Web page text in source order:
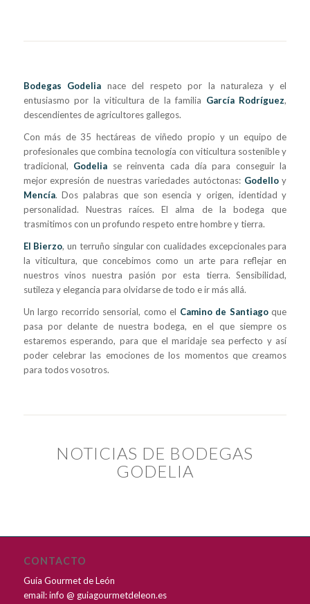
Bodegas Godelia nace del respeto por la naturaleza y el
entusiasmo por la viticultura de la familia García Rodríguez,
descendientes de agricultores gallegos.
Con más de 35 hectáreas de viñedo propio y un equipo de
profesionales que combina tecnología con viticultura sostenible y
tradicional, Godelia se reinventa cada día para conseguir la
mejor expresión de nuestras variedades autóctonas: Godelloy
Mencía. Dos palabras que son esencia y origen, identidad y
personalidad. Nuestras raíces. El alma de la bodega que
trasmitimos con un profundo respeto entre hombre y tierra.
El Bierzo, un terruño singular con cualidades excepcionales para
la viticultura, que concebimos como un arte para reflejar en
nuestros vinos nuestra pasión por esta tierra. Sensibilidad,
sutileza y elegancia para olvidarse de todo e ir más allá.
Un largo recorrido sensorial, como el Camino de Santiagoque
pasa por delante de nuestra bodega, en el que siempre os
estaremos esperando, para que el maridaje sea perfecto y así
poder celebrar las emociones de los momentos que creamos
para todos vosotros.
NOTICIAS DE BODEGAS
GODELIA
CONTACTO
Guía Gourmet de León
email: info @ guiagourmetdeleon.es